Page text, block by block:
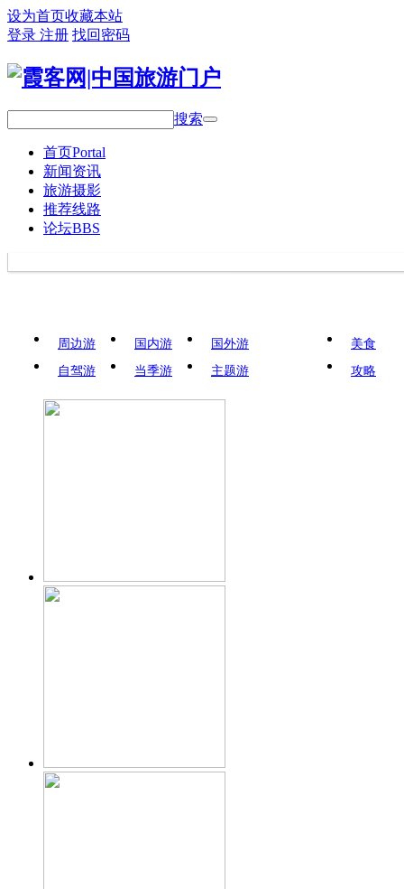
设为首页收藏本站
登录 注册 找回密码
搜索
首页Portal
新闻资讯
旅游摄影
推荐线路
论坛BBS
周边游 国内游
国外游
自驾游
当季游 主题游
美食
攻略